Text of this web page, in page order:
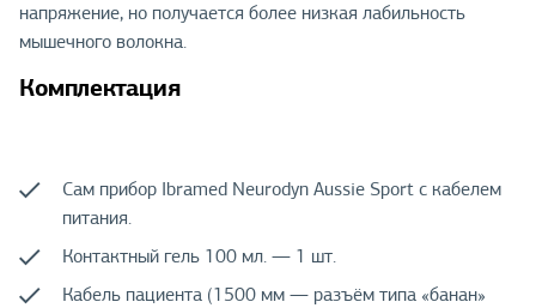
напряжение, но получается более низкая лабильность
мышечного волокна.
Комплектация
Сам прибор Ibramed Neurodyn Aussie Sport с кабелем
питания.
Контактный гель 100 мл. — 1 шт.
Кабель пациента (1500 мм — разъём типа «банан»